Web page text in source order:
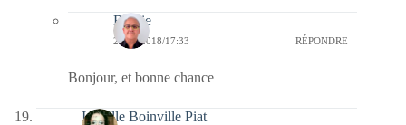
Bernie
25/05/2018/17:33 RÉPONDRE
Bonjour, et bonne chance
Isabelle Boinville Piat